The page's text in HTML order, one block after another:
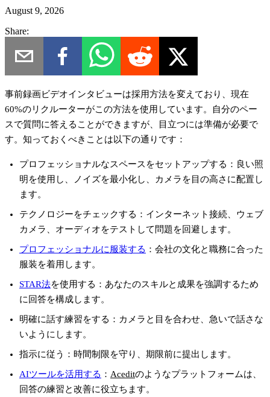
August 9, 2026
Share:
事前録画ビデオインタビューは採用方法を変えており、現在
60%のリクルーターがこの方法を使用しています。自分のペー
スで質問に答えることができますが、目立つには準備が必要で
す。知っておくべきことは以下の通りです：
プロフェッショナルなスペースをセットアップする ：良い照
明を使用し、ノイズを最小化し、カメラを目の高さに配置し
ます。
テクノロジーをチェックする ：インターネット接続、ウェブ
カメラ、オーディオをテストして問題を回避します。
プロフェッショナルに服装する ：会社の文化と職務に合った
服装を着用します。
STAR法を使用する ：あなたのスキルと成果を強調するため
に回答を構成します。
明確に話す練習をする ：カメラと目を合わせ、急いで話さな
いようにします。
指示に従う ：時間制限を守り、期限前に提出します。
AIツールを活用する ： Aceditのようなプラットフォームは、
回答の練習と改善に役立ちます。